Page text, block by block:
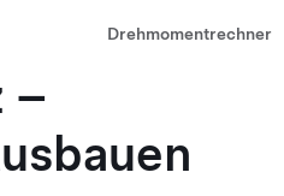
Drehmomentrechner
–